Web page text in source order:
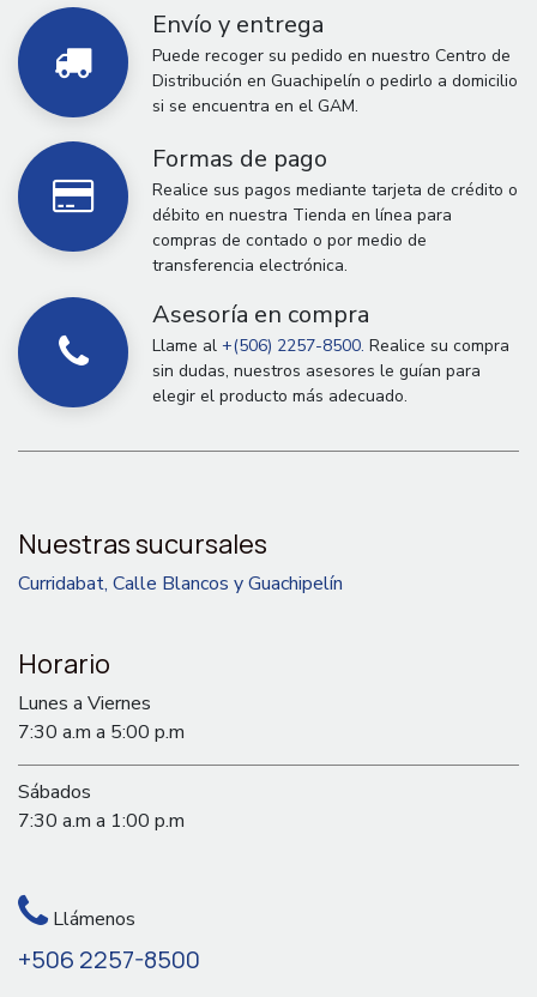
Envío y entrega
Puede recoger su pedido en nuestro Centro de
Distribución en Guachipelín o pedirlo a domicilio
si se encuentra en el GAM.
Formas de pago
Realice sus pagos mediante tarjeta de crédito o
débito en nuestra Tienda en línea para
compras de contado o por medio de
transferencia electrónica.
Asesoría en compra
Llame al +(506) 2257-8500. Realice su compra
sin dudas, nuestros asesores le guían para
elegir el producto más adecuado.
Nuestras sucursales
Curridabat, Calle Blancos y Guachipelín
Horario
Lunes a Viernes
7:30 a.m a 5:00 p.m
Sábados
7:30 a.m a 1:00 p.m
Llámenos
+506 2257-8500